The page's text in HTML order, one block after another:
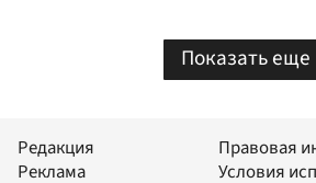
Показать еще
Редакция
Реклама
Правовая
Условия